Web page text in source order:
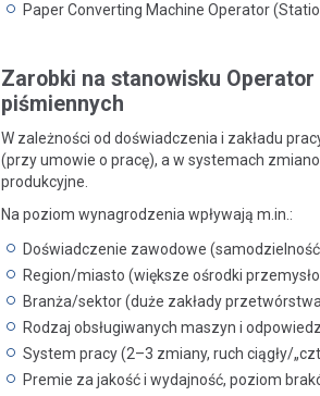
Paper Converting Machine Operator
Zarobki na stanowisku
piśmiennych
W zależności od doświadczenia i zakładu
(przy umowie o pracę), a w systemach
produkcyjne.
Na poziom wynagrodzenia wpływają m.in.:
Doświadczenie zawodowe
Region/miasto (większe ośrodki
Branża/sektor (duże zakłady
Rodzaj obsługiwanych maszyn i
System pracy (2–3 zmiany, ruch ciągły/
Premie za jakość i wydajność, poziom